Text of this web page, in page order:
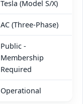
Tesla (Model S/X)
AC (Three-Phase)
Public -
Membership
Required
Operational